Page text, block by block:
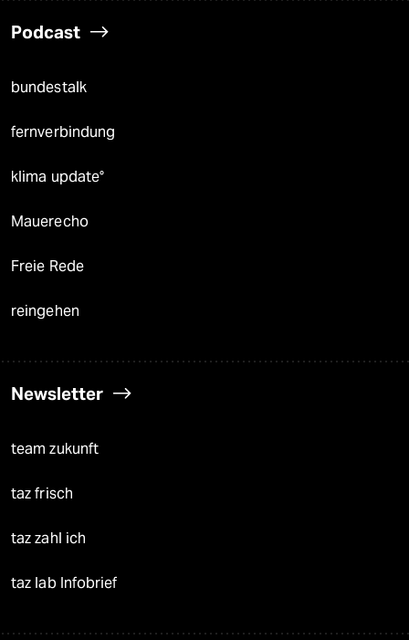
Podcast
bundestalk
fernverbindung
klima update°
Mauerecho
Freie Rede
reingehen
Newsletter
team zukunft
taz frisch
taz zahl ich
taz lab Infobrief